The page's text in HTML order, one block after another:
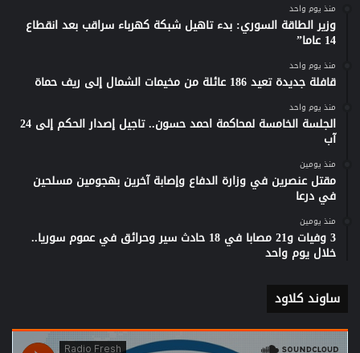
منذ يوم واحد
وزير الطاقة السوري: بدء تاهيل شبكة كهرباء سراقب بعد انقطاع
14 عاما”
منذ يوم واحد
قافلة جديدة تعيد 186 عائلة من مخيمات الشمال إلى ريف حماة
منذ يوم واحد
الجلسة الخامسة لمحاكمة احمد حسون.. تاجيل إصدار الحكم إلى 24
آب
منذ يومين
مقتل عنصرين في وزارة الدفاع وإصابة آخرين بهجومين مسلحين
في درعا
منذ يومين
3 وفيات و21 مصابا في 18 حادث سير وحرائق في عموم سوريا..
خلال يوم واحد
ساوند كلاود